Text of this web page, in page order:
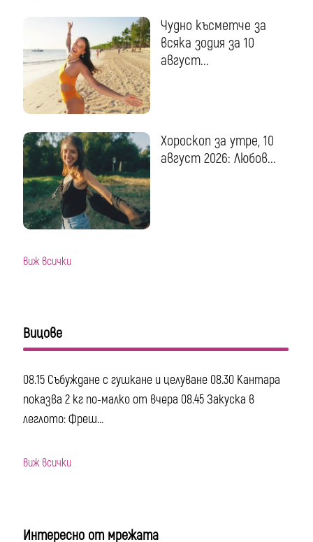
Чудно късметче за
всяка зодия за 10
август...
Хороскоп за утре, 10
август 2026: Любов...
виж всички
Вицове
08.15 Събуждане с гушкане и целуване 08.30 Кантара
показва 2 кг по-малко от вчера 08.45 Закуска в
леглото: Фреш...
виж всички
Интересно от мрежата